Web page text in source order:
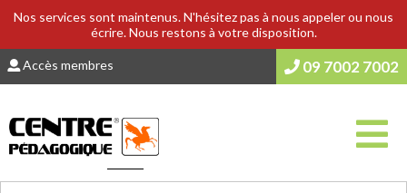
Nos services sont maintenus. N'hésitez pas à nous appeler ou nous
écrire. Nous restons à votre disposition.
Accès membres 09 7002 7002